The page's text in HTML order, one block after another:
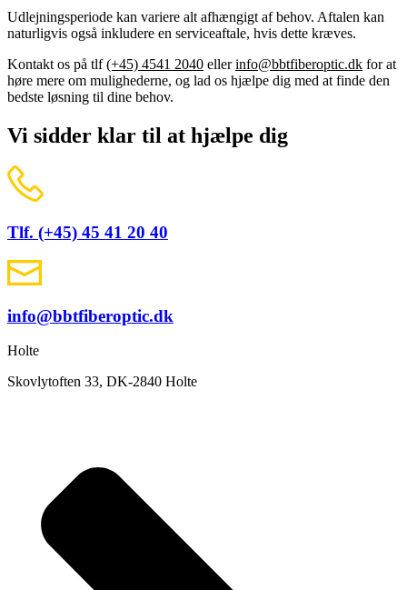
Udlejningsperiode kan variere alt afhængigt af behov. Aftalen kan
naturligvis også inkludere en serviceaftale, hvis dette kræves.
Kontakt os på tlf(+45) 4541 2040 ellerinfo@bbtfiberoptic.dk for at
høre mere om mulighederne, og lad os hjælpe dig med at finde den
bedste løsning til dine behov.
Vi sidder klar til at hjælpe dig
Tlf. (+45) 45 41 20 40
info@bbtfiberoptic.dk
Holte
Skovlytoften 33, DK-2840 Holte